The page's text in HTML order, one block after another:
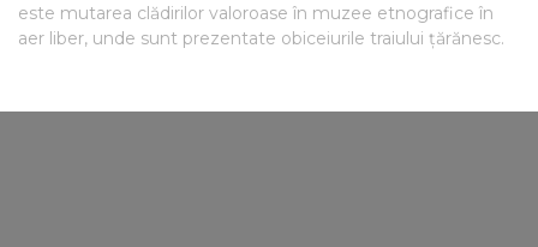
este mutarea clădirilor valoroase în muzee etnografice în
aer liber, unde sunt prezentate obiceiurile traiului țărănesc.